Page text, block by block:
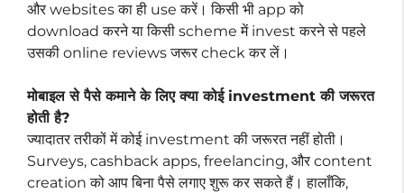
और websites का ही use करें। किसी भी app को
download करने या किसी scheme में invest करने से पहले
उसकी online reviews जरूर check कर लें।
मोबाइल से पैसे कमाने के लिए क्या कोई investment की जरूरत
होती है?
ज्यादातर तरीकों में कोई investment की जरूरत नहीं होती।
Surveys, cashback apps, freelancing, और content
creation को आप बिना पैसे लगाए शुरू कर सकते हैं। हालाँकि,